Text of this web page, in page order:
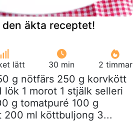
den äkta receptet!
lätt 30 min 2 timmar
g nötfärs 250 g korvkött
lök 1 morot 1 stjälk selleri
g tomatpuré 100 g
200 ml köttbuljong 3...